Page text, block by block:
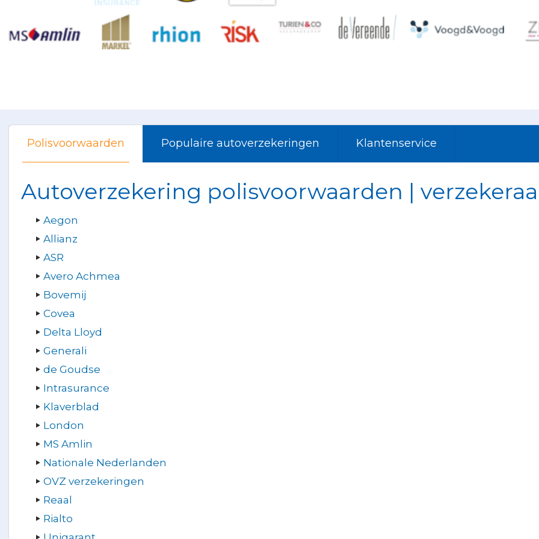
Polisvoorwaarden Populaire autoverzekeringen Klantenservice
Autoverzekering polisvoorwaarden |
Aegon
Allianz
ASR
Avero Achmea
Bovemij
Covea
Delta Lloyd
Generali
de Goudse
Intrasurance
Klaverblad
London
MS Amlin
Nationale Nederlanden
OVZ verzekeringen
Reaal
Rialto